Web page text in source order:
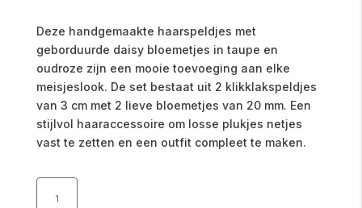
Deze handgemaakte haarspeldjes met
geborduurde daisy bloemetjes in taupe en
oudroze zijn een mooie toevoeging aan elke
meisjeslook. De set bestaat uit 2 klikklakspeldjes
van 3 cm met 2 lieve bloemetjes van 20 mm. Een
stijlvol haaraccessoire om losse plukjes netjes
vast te zetten en een outfit compleet te maken.
Haarspeldjes
daisy